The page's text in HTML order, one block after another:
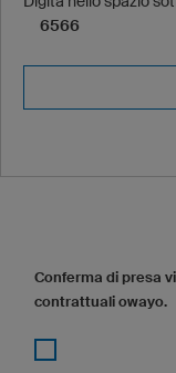
6566
Conferma di presa
contrattuali owayo.